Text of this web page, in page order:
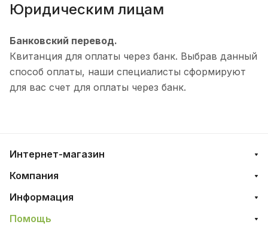
Юридическим лицам
Банковский перевод.
Квитанция для оплаты через банк. Выбрав данный
способ оплаты, наши специалисты сформируют
для вас счет для оплаты через банк.
Интернет-магазин
Компания
Информация
Помощь